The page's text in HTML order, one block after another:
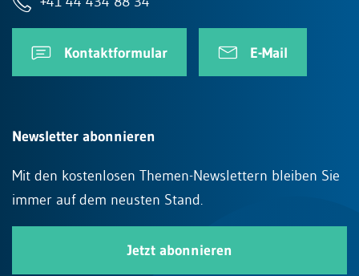
Kontaktformular E-Mail
Newsletter abonnieren
Mit den kostenlosen Themen-Newslettern bleiben Sie
immer auf dem neusten Stand.
Jetzt abonnieren